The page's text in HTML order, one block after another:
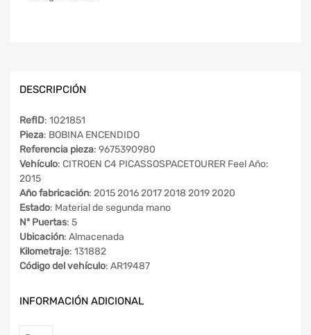
DESCRIPCIÓN
RefID: 1021851
Pieza: BOBINA ENCENDIDO
Referencia pieza: 9675390980
Vehículo: CITROEN C4 PICASSOSPACETOURER Feel Año:
2015
Año fabricación: 2015 2016 2017 2018 2019 2020
Estado: Material de segunda mano
Nº Puertas: 5
Ubicación: Almacenada
Kilometraje: 131882
Código del vehículo: AR19487
INFORMACIÓN ADICIONAL